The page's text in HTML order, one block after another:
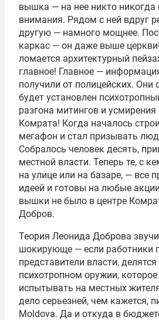
вышка — на нее никто никогда
внимания. Рядом с ней вдруг
другую — намного мощнее.
каркас — он даже выше
ломается архитектурный
главное! Главное —
получили от полицейских. Они
будет установлен
разгона митингов и усмирения
Комрата! Когда началось
мегафон и стал призывать
Собралось человек десять,
местной власти. Теперь те, с
на улице или на базаре, — все
идеей и готовы на любые
вышки не было в центре
Добров.
Теория Леонида Доброва
шокирующе — если работники
представители власти,
психотропном оружии,
испытывать на местных
дело серьезней, чем кажется,
Moldova. Да и откуда в